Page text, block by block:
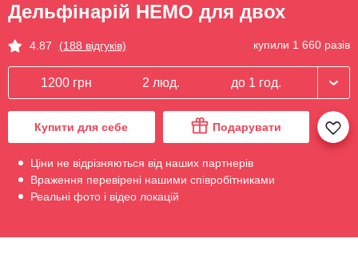
Дельфінарій НЕМО для двох
4.87 (188 відгуків) купили 1 660 разів
1200 грн 2 люд. до 1 год.
Купити для себе Подарувати
Ціни не відрізняються від наших партнерів
Враження перевірені нашими співробітниками
Реальні фото і відео локацій